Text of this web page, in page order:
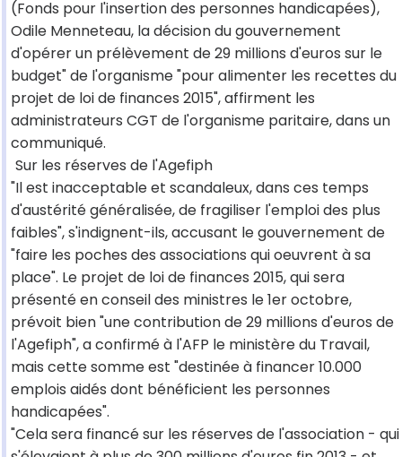
(Fonds pour l'insertion des personnes handicapées),
Odile Menneteau, la décision du gouvernement
d'opérer un prélèvement de 29 millions d'euros sur le
budget" de l'organisme "pour alimenter les recettes du
projet de loi de finances 2015", affirment les
administrateurs CGT de l'organisme paritaire, dans un
communiqué.
Sur les réserves de l'Agefiph
"Il est inacceptable et scandaleux, dans ces temps
d'austérité généralisée, de fragiliser l'emploi des plus
faibles", s'indignent-ils, accusant le gouvernement de
"faire les poches des associations qui oeuvrent à sa
place". Le projet de loi de finances 2015, qui sera
présenté en conseil des ministres le 1er octobre,
prévoit bien "une contribution de 29 millions d'euros de
l'Agefiph", a confirmé à l'AFP le ministère du Travail,
mais cette somme est "destinée à financer 10.000
emplois aidés dont bénéficient les personnes
handicapées".
"Cela sera financé sur les réserves de l'association - qui